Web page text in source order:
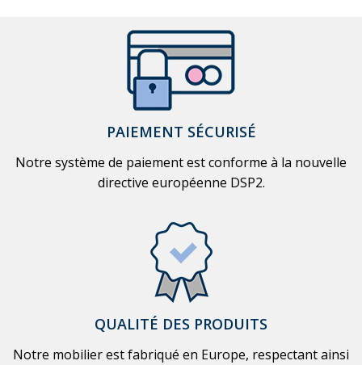
PAIEMENT SÉCURISÉ
Notre système de paiement est conforme à la nouvelle
directive européenne DSP2.
QUALITÉ DES PRODUITS
Notre mobilier est fabriqué en Europe, respectant ainsi